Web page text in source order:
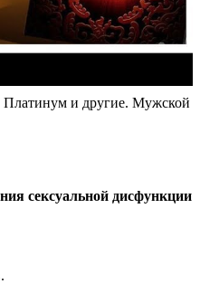
Платинум и другие. Мужской
сексуальной дисфункции